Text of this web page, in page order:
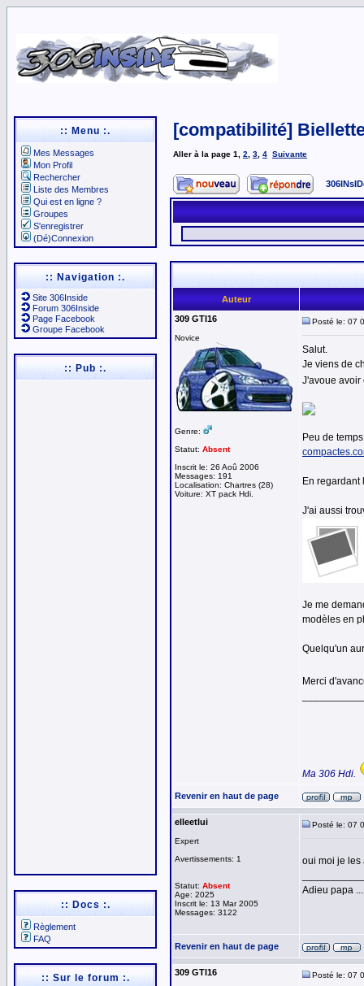
:: Menu :.
Mes Messages
Mon Profil
Rechercher
Liste des Membres
Qui est en ligne ?
Groupes
S'enregistrer
(Dé)Connexion
:: Navigation :.
Site 306Inside
Forum 306Inside
Page Facebook
Groupe Facebook
:: Pub :.
:: Docs :.
Règlement
FAQ
:: Sur le forum :.
[compatibilité]
Aller à la page 1 2 3 4 Suivante
Auteur
309 GTI16
Novice
Genre:
Statut: Absent
Inscrit le: 26 Aoû 2006
Messages: 191
Localisation: Chartres (28)
Voiture: XT pack Hdi.
Posté le: 07
Salut.
Je viens de
J'avoue avoir
Peu de
En regardant
J'ai aussi
Je me
modèles en
Quelqu'un
Merci
Ma 306 Hdi.
Revenir en haut de page
elleetlui
Expert
Avertissements: 1
Statut: Absent
Age: 2025
Inscrit le: 13 Mar 2005
Messages: 3122
Posté le: 07
oui moi je les
Adieu papa ...
Revenir en haut de page
309 GTI16 Posté le: 07